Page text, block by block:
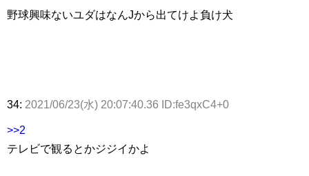
野球興味ないユダはなんJから出てけよ負け犬
34: 2021/06/23(水) 20:07:40.36 ID:fe3qxC4+0
>>2
テレビで観るとかジジイかよ